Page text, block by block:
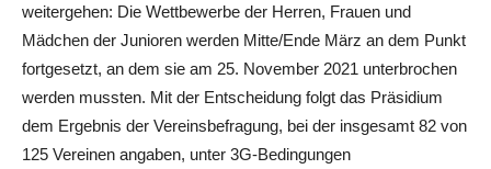
weitergehen: Die Wettbewerbe der Herren, Frauen und
Mädchen der Junioren werden Mitte/Ende März an dem Punkt
fortgesetzt, an dem sie am 25. November 2021 unterbrochen
werden mussten. Mit der Entscheidung folgt das Präsidium
dem Ergebnis der Vereinsbefragung, bei der insgesamt 82 von
125 Vereinen angaben, unter 3G-Bedingungen